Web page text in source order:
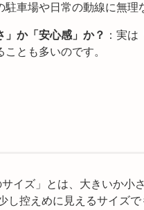
駐車場や日常の動線に無理
」か「安心感」か？ ：実
とも多いのです。
イズ」とは、大きいか小
し控えめに見えるサイズ